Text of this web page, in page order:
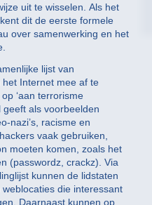
uit te wisselen. Als het
dit de eerste formele
over samenwerking en het
lijst van
Internet mee af te
‘aan terrorisme
geeft als voorbeelden
nazi’s, racisme en
vaak gebruiken,
moeten komen, zoals het
(passwordz, crackz). Via
kunnen de lidstaten
die interessant
Daarnaast kunnen op